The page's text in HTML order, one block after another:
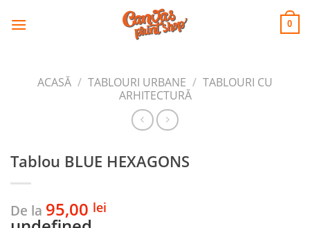
CANVAS
PRINT SHOP 0
ACASĂ / TABLOURI URBANE / TABLOURI CU
ARHITECTURĂ
Tablou BLUE HEXAGONS
De la 95,00 lei